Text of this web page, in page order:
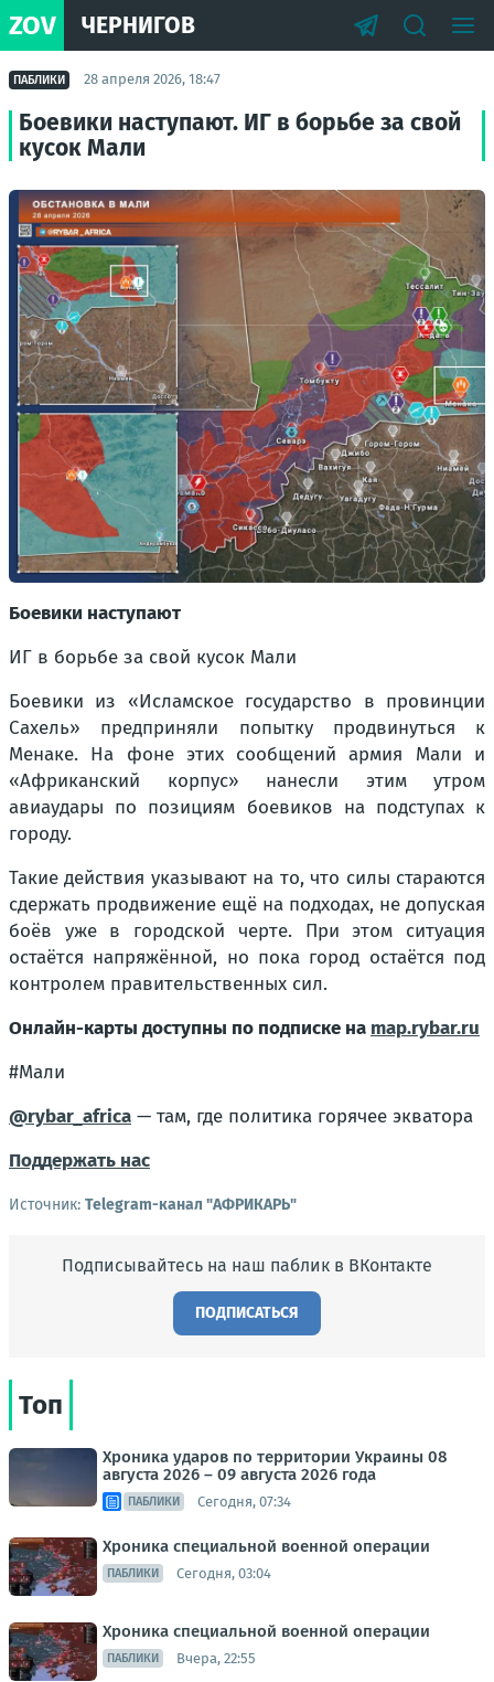
ZOV ЧЕРНИГОВ
ПАБЛИКИ 28 апреля 2026, 18:47
Боевики наступают. ИГ в борьбе за свой
кусок Мали
Боевики наступают
ИГ в борьбе за свой кусок Мали
Боевики из «Исламское государство в провинции
Сахель» предприняли попытку продвинуться к
Менаке. На фоне этих сообщений армия Мали и
«Африканский корпус» нанесли этим утром
авиаудары по позициям боевиков на подступах к
городу.
Такие действия указывают на то, что силы стараются
сдержать продвижение ещё на подходах, не допуская
боёв уже в городской черте. При этом ситуация
остаётся напряжённой, но пока город остаётся под
контролем правительственных сил.
Онлайн-карты доступны по подписке на map.rybar.ru
#Мали
@rybar_africa — там, где политика горячее экватора
Поддержать нас
Источник: Telegram-канал "АФРИКАРЬ"
Подписывайтесь на наш паблик в ВКонтакте
ПОДПИСАТЬСЯ
Топ
Хроника ударов по территории Украины 08
августа 2026 – 09 августа 2026 года
ПАБЛИКИ Сегодня, 07:34
Хроника специальной военной операции
ПАБЛИКИ Сегодня, 03:04
Хроника специальной военной операции
ПАБЛИКИ Вчера, 22:55